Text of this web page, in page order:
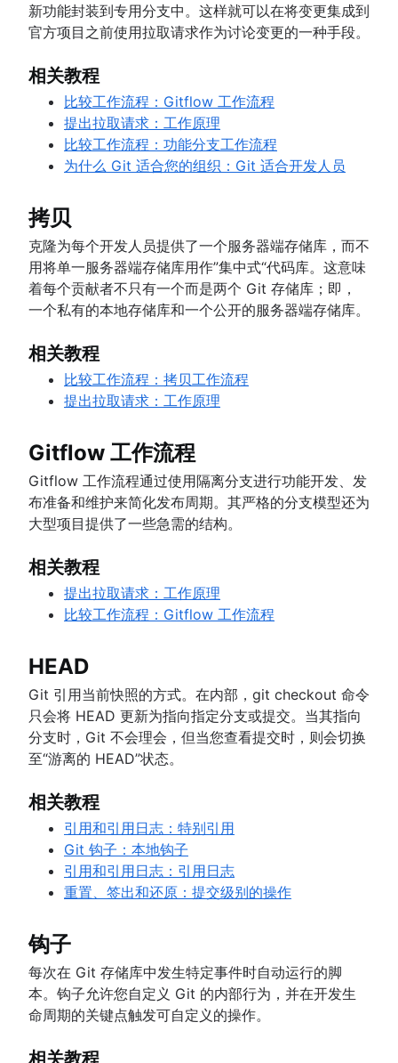
新功能封装到专用分支中。这样就可以在将变更集成到
官方项目之前使用拉取请求作为讨论变更的一种手段。
相关教程
比较工作流程：Gitflow 工作流程
提出拉取请求：工作原理
比较工作流程：功能分支工作流程
为什么 Git 适合您的组织：Git 适合开发人员
拷贝
克隆为每个开发人员提供了一个服务器端存储库，而不
用将单一服务器端存储库用作”集中式“代码库。这意味
着每个贡献者不只有一个而是两个 Git 存储库；即，
一个私有的本地存储库和一个公开的服务器端存储库。
相关教程
比较工作流程：拷贝工作流程
提出拉取请求：工作原理
Gitflow 工作流程
Gitflow 工作流程通过使用隔离分支进行功能开发、发
布准备和维护来简化发布周期。其严格的分支模型还为
大型项目提供了一些急需的结构。
相关教程
提出拉取请求：工作原理
比较工作流程：Gitflow 工作流程
HEAD
Git 引用当前快照的方式。在内部，git checkout 命令
只会将 HEAD 更新为指向指定分支或提交。当其指向
分支时，Git 不会理会，但当您查看提交时，则会切换
至“游离的 HEAD”状态。
相关教程
引用和引用日志：特别引用
Git 钩子：本地钩子
引用和引用日志：引用日志
重置、签出和还原：提交级别的操作
钩子
每次在 Git 存储库中发生特定事件时自动运行的脚
本。钩子允许您自定义 Git 的内部行为，并在开发生
命周期的关键点触发可自定义的操作。
相关教程